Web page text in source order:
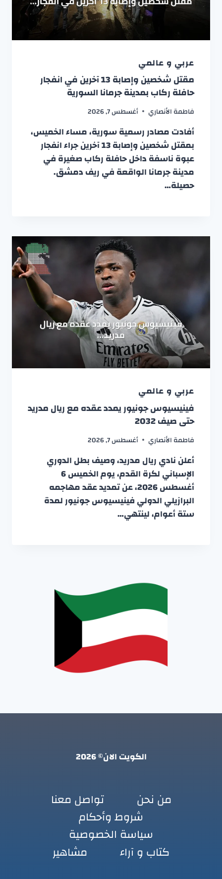
عربي و عالمي
مقتل شخصين وإصابة 13 آخرين في انفجار
حافلة ركاب بمدينة جرمانا السورية
فاطمة الأنصاري أغسطس 7, 2026
أفادت مصادر رسمية سورية، مساء الخميس،
بمقتل شخصين وإصابة 13 آخرين جراء انفجار
عبوة ناسفة داخل حافلة ركاب صغيرة في
مدينة جرمانا الواقعة في ريف دمشق.
حصيلة…
عربي و عالمي
فينيسيوس جونيور يمدد عقده مع ريال مدريد
حتى صيف 2032
فاطمة الأنصاري أغسطس 7, 2026
أعلن نادي ريال مدريد، وصيف بطل الدوري
الإسباني لكرة القدم، يوم الخميس 6
أغسطس 2026، عن تمديد عقد مهاجمه
البرازيلي الدولي فينيسيوس جونيور لمدة
ستة أعوام، لينتهي…
الكويت الان© 2026
من نحن
تواصل معنا
شروط وأحكام
سياسة الخصوصية
كتاب و آراء
مشاهير